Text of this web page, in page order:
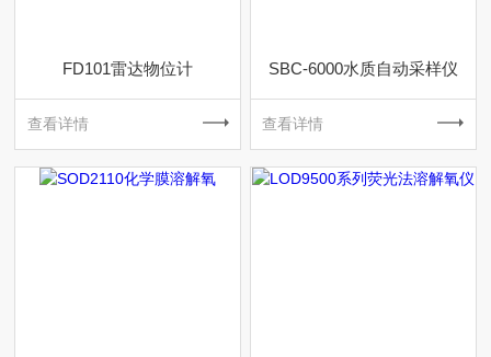
FD101雷达物位计
查看详情
SBC-6000水质自动采样仪
查看详情